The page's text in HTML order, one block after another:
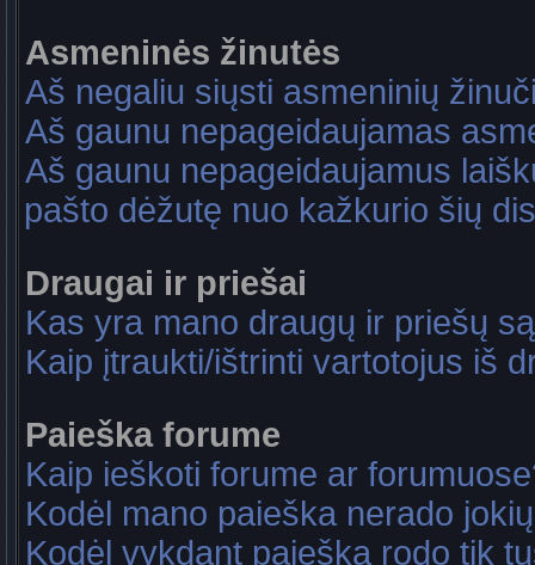
Asmeninės žinutės
Aš negaliu siųsti asmeninių
Aš gaunu nepageidaujamas
Aš gaunu nepageidaujamus
pašto dėžutę nuo kažkurio šių
Draugai ir priešai
Kas yra mano draugų ir priešų
Kaip įtraukti/ištrinti vartotojus iš
Paieška forume
Kaip ieškoti forume ar
Kodėl mano paieška nerado
Kodėl vykdant paiešką rodo tik